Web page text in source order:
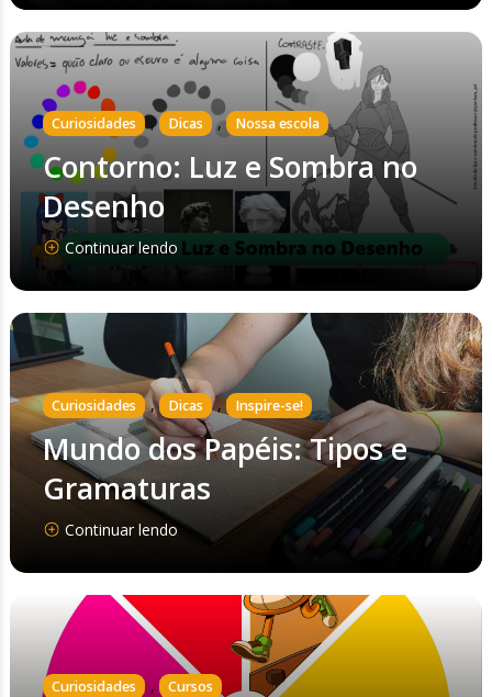
Curiosidades , Dicas , Nossa escola
Contorno: Luz e Sombra no
Desenho
Continuar lendo
Curiosidades , Dicas , Inspire-se!
Mundo dos Papéis: Tipos e
Gramaturas
Continuar lendo
Curiosidades , Cursos